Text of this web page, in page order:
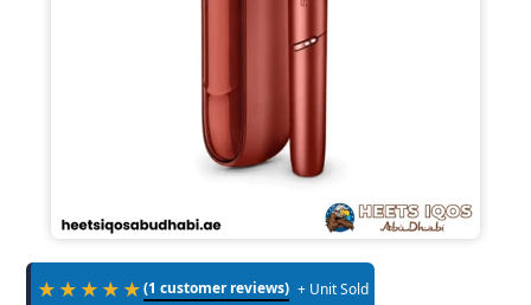
★★★★★(1 customer reviews) + Unit Sold